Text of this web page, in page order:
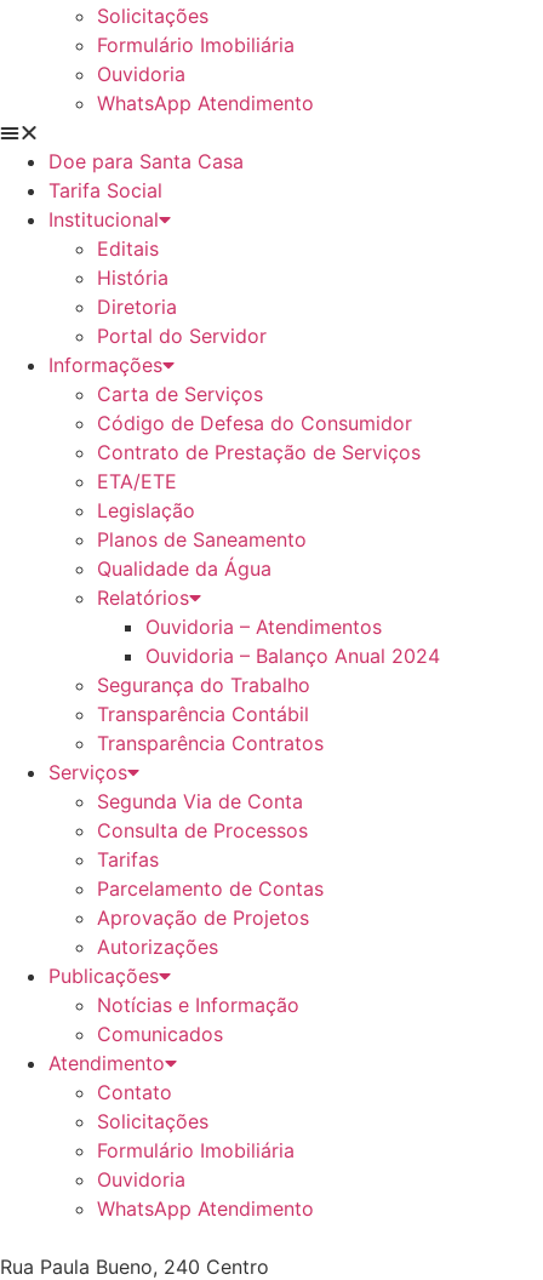
Solicitações
Formulário Imobiliária
Ouvidoria
WhatsApp Atendimento
Doe para Santa Casa
Tarifa Social
Institucional
Editais
História
Diretoria
Portal do Servidor
Informações
Carta de Serviços
Código de Defesa do Consumidor
Contrato de Prestação de Serviços
ETA/ETE
Legislação
Planos de Saneamento
Qualidade da Água
Relatórios
Ouvidoria – Atendimentos
Ouvidoria – Balanço Anual 2024
Segurança do Trabalho
Transparência Contábil
Transparência Contratos
Serviços
Segunda Via de Conta
Consulta de Processos
Tarifas
Parcelamento de Contas
Aprovação de Projetos
Autorizações
Publicações
Notícias e Informação
Comunicados
Atendimento
Contato
Solicitações
Formulário Imobiliária
Ouvidoria
WhatsApp Atendimento
Rua Paula Bueno, 240 Centro